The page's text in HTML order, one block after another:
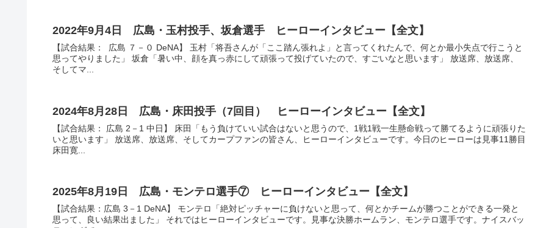
2022年9月4日 広島・玉村投手、坂倉選手 ヒーローインタビュー【全文】
【試合結果： 広島 ７－０ DeNA】 玉村「将吾さんが「ここ踏ん張れよ」と言ってくれたんで、何とか最小失点で行こうと
思ってやりました」 坂倉「暑い中、顔を真っ赤にして頑張って投げていたので、すごいなと思います」 放送席、放送席、
そしてマ...
2024年8月28日 広島・床田投手（7回目） ヒーローインタビュー【全文】
【試合結果： 広島 2－1 中日】 床田「もう負けていい試合はないと思うので、1戦1戦一生懸命戦って勝てるように頑張りた
いと思います」 放送席、放送席、そしてカープファンの皆さん、ヒーローインタビューです。今日のヒーローは見事11勝目
床田寛...
2025年8月19日 広島・モンテロ選手⑦ ヒーローインタビュー【全文】
【試合結果：広島 3－1 DeNA】 モンテロ「絶対ピッチャーに負けないと思って、何とかチームが勝つことができる一発と
思って、良い結果出ました」 それではヒーローインタビューです。見事な決勝ホームラン、モンテロ選手です。ナイスバッ